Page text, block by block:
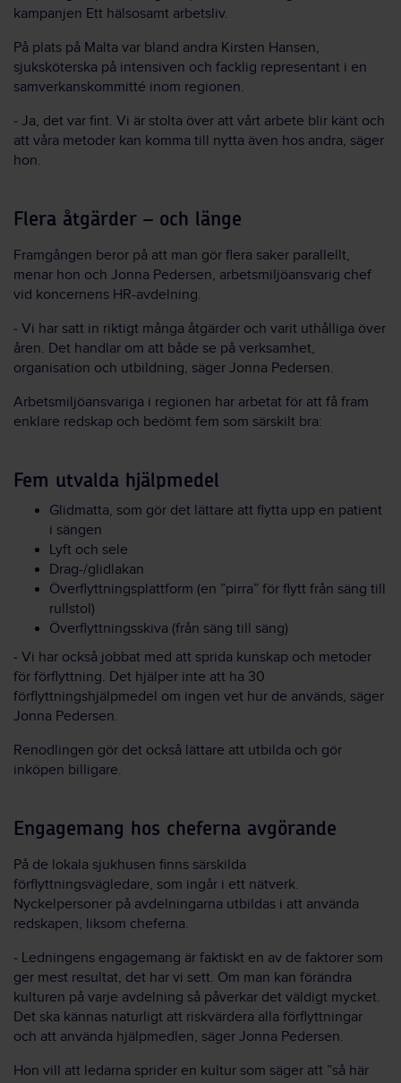
kampanjen Ett hälsosamt arbetsliv.
På plats på Malta var bland andra Kirsten Hansen,
sjuksköterska på intensiven och facklig representant i en
samverkanskommitté inom regionen.
‒ Ja, det var fint. Vi är stolta över att vårt arbete blir känt och
att våra metoder kan komma till nytta även hos andra, säger
hon.
Flera åtgärder – och länge
Framgången beror på att man gör flera saker parallellt,
menar hon och Jonna Pedersen, arbetsmiljöansvarig chef
vid koncernens HR-avdelning.
‒ Vi har satt in riktigt många åtgärder och varit uthålliga över
åren. Det handlar om att både se på verksamhet,
organisation och utbildning, säger Jonna Pedersen.
Arbetsmiljöansvariga i regionen har arbetat för att få fram
enklare redskap och bedömt fem som särskilt bra:
Fem utvalda hjälpmedel
Glidmatta, som gör det lättare att flytta upp en patient
i sängen
Lyft och sele
Drag-/glidlakan
Överflyttningsplattform (en ”pirra” för flytt från säng till
rullstol)
Överflyttningsskiva (från säng till säng)
‒ Vi har också jobbat med att sprida kunskap och metoder
för förflyttning. Det hjälper inte att ha 30
förflyttningshjälpmedel om ingen vet hur de används, säger
Jonna Pedersen.
Renodlingen gör det också lättare att utbilda och gör
inköpen billigare.
Engagemang hos cheferna avgörande
På de lokala sjukhusen finns särskilda
förflyttningsvägledare, som ingår i ett nätverk.
Nyckelpersoner på avdelningarna utbildas i att använda
redskapen, liksom cheferna.
‒ Ledningens engagemang är faktiskt en av de faktorer som
ger mest resultat, det har vi sett. Om man kan förändra
kulturen på varje avdelning så påverkar det väldigt mycket.
Det ska kännas naturligt att riskvärdera alla förflyttningar
och att använda hjälpmedlen, säger Jonna Pedersen.
Hon vill att ledarna sprider en kultur som säger att ”så här